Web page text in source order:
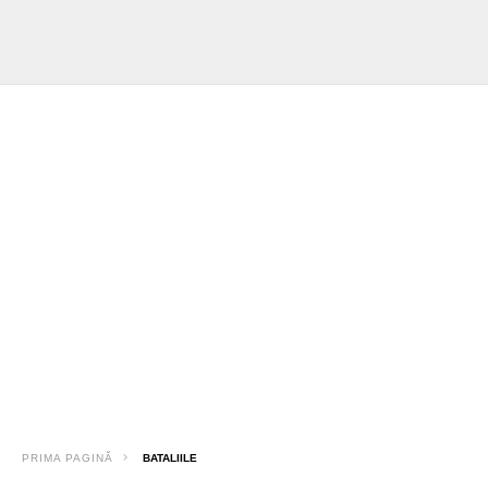
PRIMA PAGINĂ BATALIILE